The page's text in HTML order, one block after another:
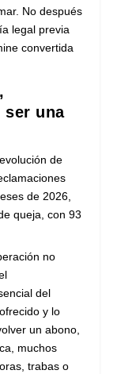
No después
legal previa
convertida
ser una
de
de 2026,
queja, con 93
no
del
y lo
un abono,
muchos
trabas o